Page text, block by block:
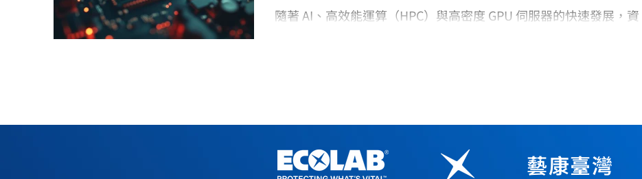
隨著 AI、高效能運算（HPC）與高密度 GPU 伺服器的快速發展，資
藝康臺灣